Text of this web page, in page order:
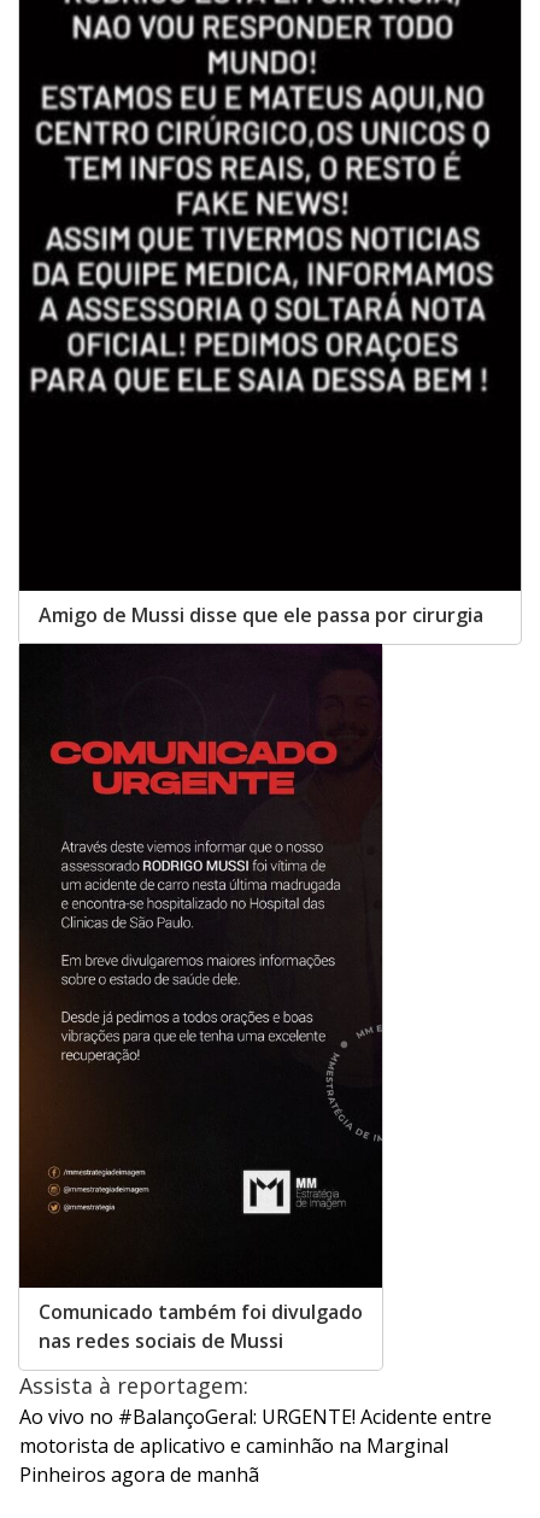
Amigo de Mussi disse que ele passa por cirurgia
Comunicado também foi divulgado
nas redes sociais de Mussi
Assista à reportagem:
Ao vivo no #BalançoGeral: URGENTE! Acidente entre
motorista de aplicativo e caminhão na Marginal
Pinheiros agora de manhã